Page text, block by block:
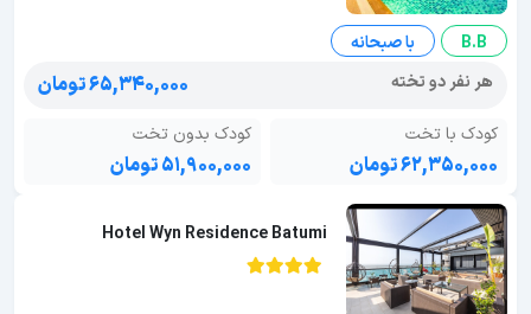
B.B
با صبحانه
هر نفر دو تخته
۶۵,۳۴۰,۰۰۰ تومان
کودک با تخت
۶۲,۳۵۰,۰۰۰ تومان
کودک بدون تخت
۵۱,۹۰۰,۰۰۰ تومان
Hotel Wyn Residence Batumi